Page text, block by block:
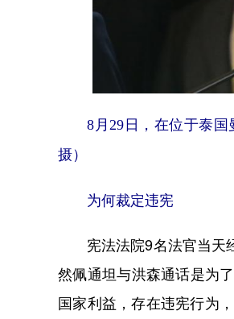
8月29日，在位于泰
摄）
为何裁定违宪
宪法法院9名法官当天经
然佩通坦与洪森通话是为
国家利益，存在违宪行为